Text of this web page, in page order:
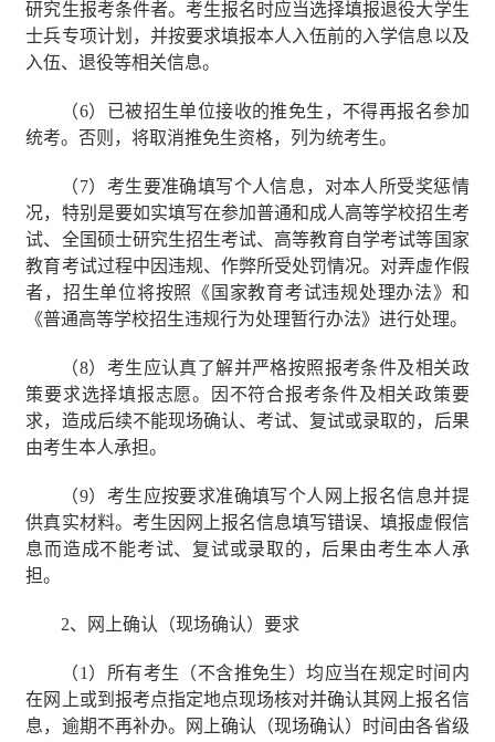
研究生报考条件者。考生报名时应当选择填报退役大学生
士兵专项计划，并按要求填报本人入伍前的入学信息以及
入伍、退役等相关信息。
（6）已被招生单位接收的推免生，不得再报名参加
统考。否则，将取消推免生资格，列为统考生。
（7）考生要准确填写个人信息，对本人所受奖惩情
况，特别是要如实填写在参加普通和成人高等学校招生考
试、全国硕士研究生招生考试、高等教育自学考试等国家
教育考试过程中因违规、作弊所受处罚情况。对弄虚作假
者，招生单位将按照《国家教育考试违规处理办法》和
《普通高等学校招生违规行为处理暂行办法》进行处理。
（8）考生应认真了解并严格按照报考条件及相关政
策要求选择填报志愿。因不符合报考条件及相关政策要
求，造成后续不能现场确认、考试、复试或录取的，后果
由考生本人承担。
（9）考生应按要求准确填写个人网上报名信息并提
供真实材料。考生因网上报名信息填写错误、填报虚假信
息而造成不能考试、复试或录取的，后果由考生本人承
担。
2、网上确认（现场确认）要求
（1）所有考生（不含推免生）均应当在规定时间内
在网上或到报考点指定地点现场核对并确认其网上报名信
息，逾期不再补办。网上确认（现场确认）时间由各省级